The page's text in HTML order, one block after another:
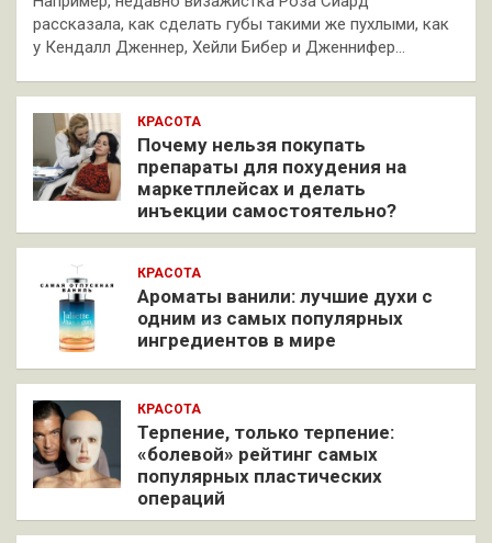
рассказала, как сделать губы такими же пухлыми, как
у Кендалл Дженнер, Хейли Бибер и Дженнифер…
КРАСОТА
Почему нельзя покупать
препараты для похудения на
маркетплейсах и делать
инъекции самостоятельно?
КРАСОТА
Ароматы ванили: лучшие духи с
одним из самых популярных
ингредиентов в мире
КРАСОТА
Терпение, только терпение:
«болевой» рейтинг самых
популярных пластических
операций